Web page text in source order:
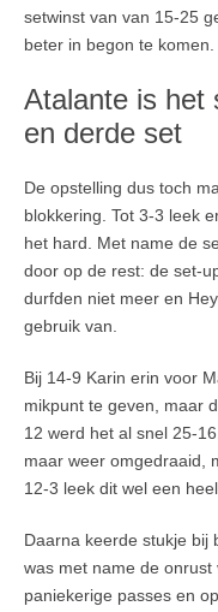
setwinst van van 15-25
beter in begon te komen.
Atalante is het
en derde set
De opstelling dus toch
blokkering. Tot 3-3 leek
het hard. Met name de
door op de rest: de set-
durfden niet meer en
gebruik van.
Bij 14-9 Karin erin voor
mikpunt te geven, maar
12 werd het al snel 25-
maar weer omgedraaid,
12-3 leek dit wel een
Daarna keerde stukje bij
was met name de
paniekerige passes en